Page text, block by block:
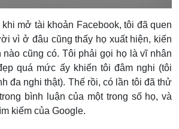
mở tài khoản Facebook, tôi đã quen
vì ở đâu cũng thấy họ xuất hiện, kiến
cũng có. Tôi phải gọi họ là vĩ nhân
quá mức ấy khiến tôi đâm nghi (tôi
đa nghi thật). Thế rồi, có lần tôi đã thử
bình luận của một trong số họ, và
kiếm của Google.